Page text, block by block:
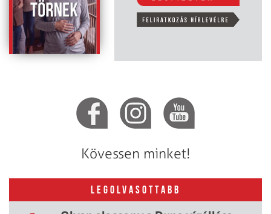
Kövessen minket!
LEGOLVASOTTABB